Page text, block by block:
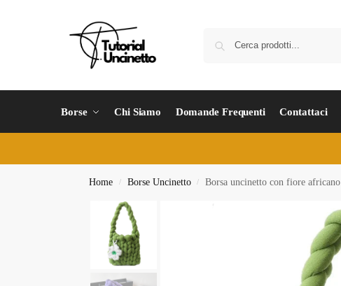
Borse Chi Siamo Domande Frequenti Contattaci
Home / Borse Uncinetto / Borsa uncinetto con fiore africano